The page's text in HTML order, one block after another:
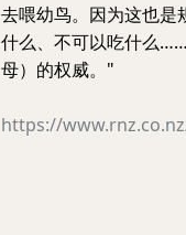
去喂幼鸟。因为这也是
什么、不可以吃什么
母）的权威。"
https://